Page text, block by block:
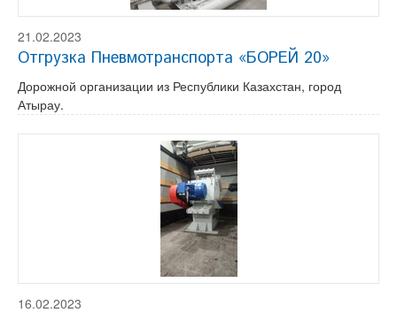
21.02.2023
Отгрузка Пневмотранспорта «БОРЕЙ 20»
Дорожной организации из Республики Казахстан, город
Атырау.
16.02.2023